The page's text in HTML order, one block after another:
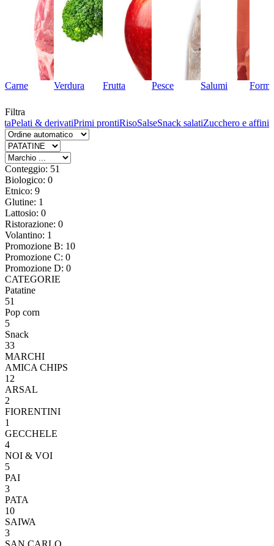
Carne Verdura Frutta Pesce Salumi
Filtra
Pelati & derivatiPrimi prontiRisoSalseSnack salatiZucchero e affini
Conteggio: 51
Biologico: 0
Etnico: 9
Glutine: 1
Lattosio: 0
Ristorazione: 0
Volantino: 1
Promozione B: 10
Promozione C: 0
Promozione D: 0
CATEGORIE
Patatine
51
Pop corn
5
Snack
33
MARCHI
AMICA CHIPS
12
ARSAL
2
FIORENTINI
1
GECCHELE
4
NOI & VOI
5
PAI
3
PATA
10
SAIWA
3
SAN CARLO